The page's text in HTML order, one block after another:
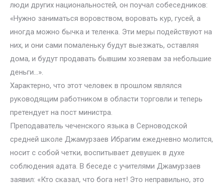
люди других национальностей, он поучал собеседников:
«Нужно заниматься воровством, воровать кур, гусей, а
иногда можно бычка и теленка. Эти меры подействуют на
них, и они сами помаленьку будут выезжать, оставляя
дома, и будут продавать бывшим хозяевам за небольшие
деньги…».
Характерно, что этот человек в прошлом являлся
руководящим работником в области торговли и теперь
претендует на пост министра.
Преподаватель чеченского языка в Серноводской
средней школе Джамурзаев Ибрагим ежедневно молится,
носит с собой четки, воспитывает девушек в духе
соблюдения адата. В беседе с учителями Джамурзаев
заявил: «Кто сказал, что бога нет! Это неправильно, это